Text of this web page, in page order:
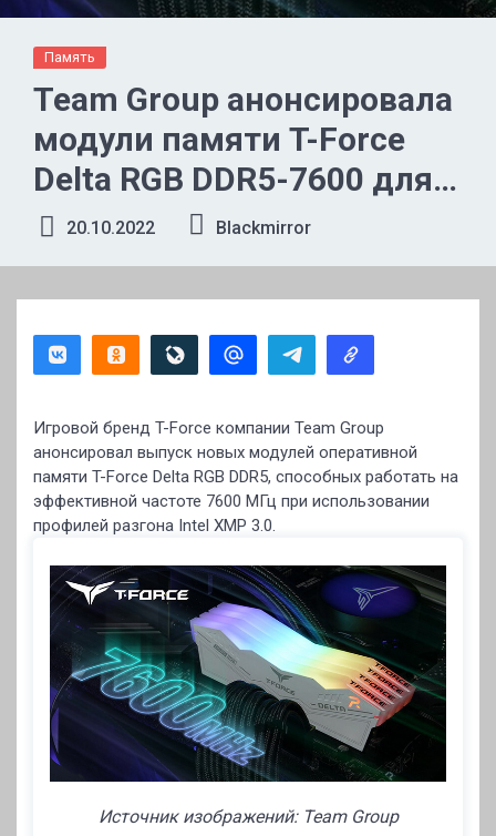
Память
Team Group анонсировала
модули памяти T-Force
Delta RGB DDR5-7600 для
процессоров Intel Raptor
Lake
20.10.2022 Blackmirror
Игровой бренд T-Force компании Team Group
анонсировал выпуск новых модулей оперативной
памяти T-Force Delta RGB DDR5, способных работать на
эффективной частоте 7600 МГц при использовании
профилей разгона Intel XMP 3.0.
Источник изображений: Team Group